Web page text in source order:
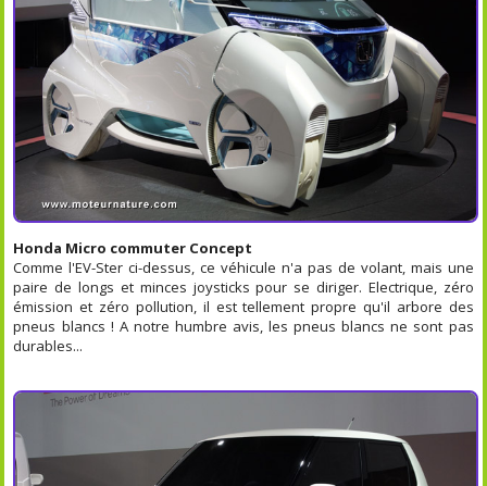
Honda Micro commuter Concept
Comme l'EV-Ster ci-dessus, ce véhicule n'a pas de volant, mais une
paire de longs et minces joysticks pour se diriger. Electrique, zéro
émission et zéro pollution, il est tellement propre qu'il arbore des
pneus blancs ! A notre humbre avis, les pneus blancs ne sont pas
durables...